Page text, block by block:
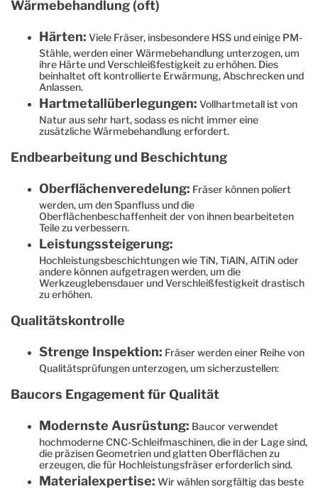
Wärmebehandlung (oft)
Härten: Viele Fräser, insbesondere HSS und einige PM-
Stähle, werden einer Wärmebehandlung unterzogen, um
ihre Härte und Verschleißfestigkeit zu erhöhen. Dies
beinhaltet oft kontrollierte Erwärmung, Abschrecken und
Anlassen.
Hartmetallüberlegungen: Vollhartmetall ist von
Natur aus sehr hart, sodass es nicht immer eine
zusätzliche Wärmebehandlung erfordert.
Endbearbeitung und Beschichtung
Oberflächenveredelung: Fräser können poliert
werden, um den Spanfluss und die
Oberflächenbeschaffenheit der von ihnen bearbeiteten
Teile zu verbessern.
Leistungssteigerung:
Hochleistungsbeschichtungen wie TiN, TiAlN, AlTiN oder
andere können aufgetragen werden, um die
Werkzeuglebensdauer und Verschleißfestigkeit drastisch
zu erhöhen.
Qualitätskontrolle
Strenge Inspektion: Fräser werden einer Reihe von
Qualitätsprüfungen unterzogen, um sicherzustellen:
Baucors Engagement für Qualität
Modernste Ausrüstung: Baucor verwendet
hochmoderne CNC-Schleifmaschinen, die in der Lage sind,
die präzisen Geometrien und glatten Oberflächen zu
erzeugen, die für Hochleistungsfräser erforderlich sind.
Materialexpertise: Wir wählen sorgfältig das beste